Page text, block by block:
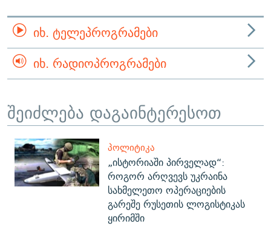
ᲘᲮ. ᲢᲔᲚᲔᲞᲠᲝᲒᲠᲐᲛᲔᲑᲘ
ᲘᲮ. ᲠᲐᲓᲘᲝᲞᲠᲝᲒᲠᲐᲛᲔᲑᲘ
შეიძლება დაგაინტერესოთ
ᲞᲝᲚᲘᲢᲘᲙᲐ
„ისტორიაში პირველად“:
როგორ არღვევს უკრაინა
სახმელეთო ოპერაციების
გარეშე რუსეთის ლოგისტიკას
ყირიმში